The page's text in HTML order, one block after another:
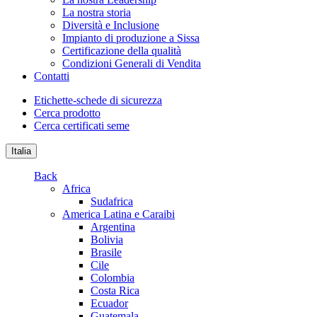
La nostra storia
Diversità e Inclusione
Impianto di produzione a Sissa
Certificazione della qualità
Condizioni Generali di Vendita
Contatti
Etichette-schede di sicurezza
Cerca prodotto
Cerca certificati seme
Italia
Back
Africa
Sudafrica
America Latina e Caraibi
Argentina
Bolivia
Brasile
Cile
Colombia
Costa Rica
Ecuador